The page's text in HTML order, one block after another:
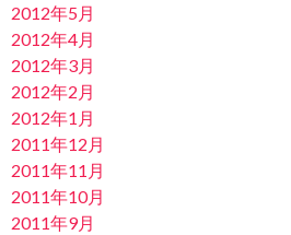
2012年5月
2012年4月
2012年3月
2012年2月
2012年1月
2011年12月
2011年11月
2011年10月
2011年9月